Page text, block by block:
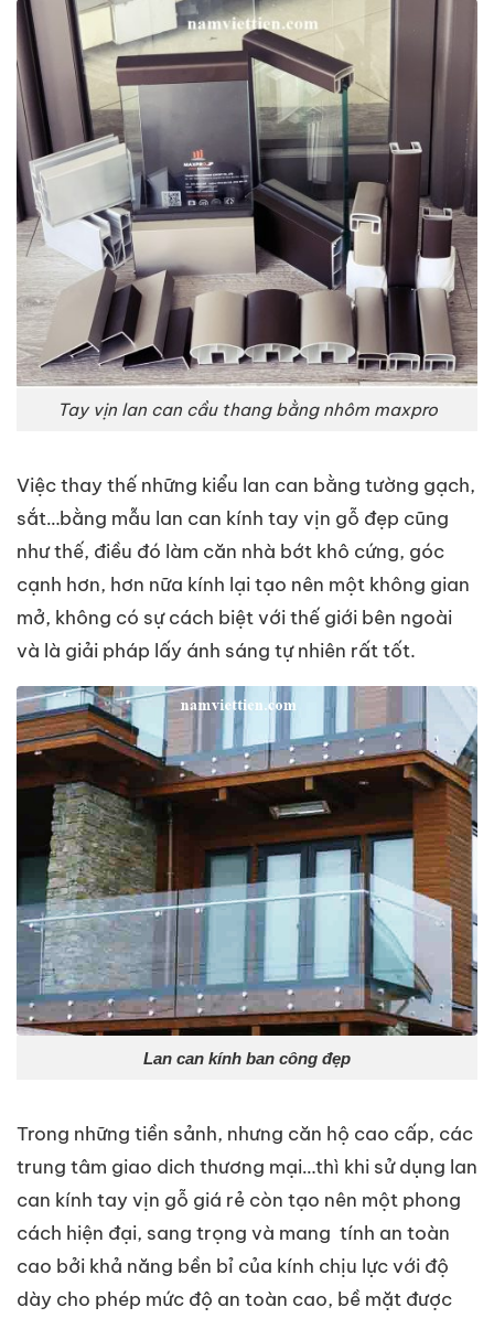
Tay vịn lan can cầu thang bằng nhôm maxpro
Việc thay thế những kiểu lan can bằng tường gạch,
sắt…bằng mẫu lan can kính tay vịn gỗ đẹp cũng
như thế, điều đó làm căn nhà bớt khô cứng, góc
cạnh hơn, hơn nữa kính lại tạo nên một không gian
mở, không có sự cách biệt với thế giới bên ngoài
và là giải pháp lấy ánh sáng tự nhiên rất tốt.
Lan can kính ban công đẹp
Trong những tiền sảnh, nhưng căn hộ cao cấp, các
trung tâm giao dich thương mại…thì khi sử dụng lan
can kính tay vịn gỗ giá rẻ còn tạo nên một phong
cách hiện đại, sang trọng và mang tính an toàn
cao bởi khả năng bền bỉ của kính chịu lực với độ
dày cho phép mức độ an toàn cao, bề mặt được